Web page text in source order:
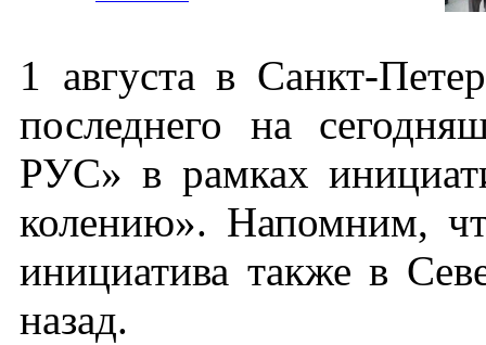
1 ав­густа в Санкт-
пос­ледне­го на
РУС» в рам­ках
коле­нию». На­пом­ним,
ини­ци­ати­ва так­же в
на­зад.